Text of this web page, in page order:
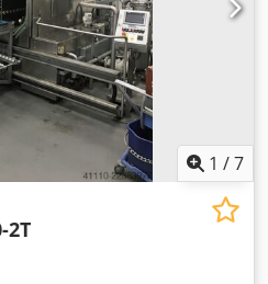
a flooding tray beneath the
scooping of the parts for an
outcome. Equipment
and outside stainless steel
• Level monitoring and
Full system insulation • Hot air
Aefbt Sisqrer • Steam
for bath maintenance •
1 small parts basket,
6x6 mm, incl. height-
1 /7
2T